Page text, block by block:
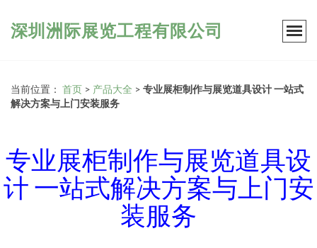
深圳洲际展览工程有限公司
当前位置： 首页 > 产品大全 > 专业展柜制作与展览道具设计 一站式
解决方案与上门安装服务
专业展柜制作与展览道具设
计 一站式解决方案与上门安
装服务